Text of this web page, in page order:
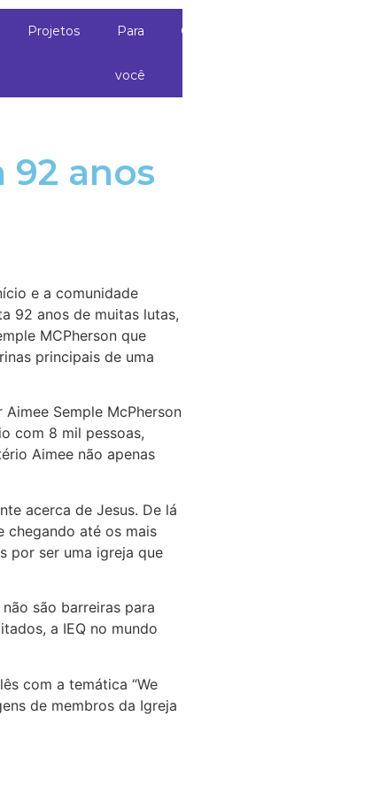
Projetos Para
você
Contato
anos
e a comunidade
92 anos de muitas lutas,
MCPherson que
principais de uma
Semple McPherson
com 8 mil pessoas,
Aimee não apenas
acerca de Jesus. De lá
chegando até os mais
por ser uma igreja que
são barreiras para
a IEQ no mundo
com a temática “We
de membros da Igreja